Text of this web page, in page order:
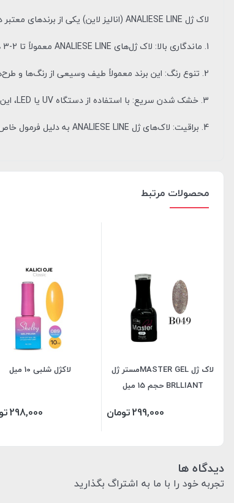
لاک ژل ANALIESE LINE (انالیز لاین) یکی از برندهای معتبر در زمینه محصولات زیبایی ناخن است.
1. ماندگاری بالا: لاک ژل‌های ANALIESE LINE معمولاً تا 2-3 هفته بدون لب پر شدن و کدر شدن باقی می‌مانند.
2. تنوع رنگ: این برند معمولاً طیف وسیعی از رنگ‌ها و طرح‌ها را ارائه می‌دهد که می‌توانید بر اساس سلیقه خود انتخاب کنید.
3. خشک شدن سریع: با استفاده از دستگاه UV یا LED، این لاک‌ها به سرعت خشک می‌شوند.
4. براقیت: لاک‌های ژل ANALIESE LINE به دلیل فرمول خاص خود، براقیت و جلوه‌ای زیبا به ناخن‌ها می‌بخشند.
محصولات مرتبط
لاک ژل MASTER GELمستر ژل
BRLLIANT حجم 15 میل
299,000تومان
لاکژل شلبی 10 میل
298,000
دیدگاه ها
تجربه خود را با ما به اشتراگ بگذارید